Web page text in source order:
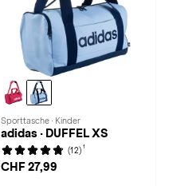
Sporttasche · Kinder
adidas · DUFFEL XS
(12) 1
CHF 27,99